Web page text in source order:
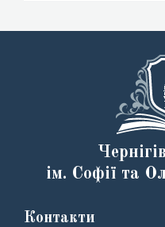
ім. Софії та
Контакти